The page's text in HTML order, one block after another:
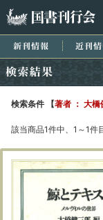
新刊情報
検索条件 【著者 ： 大橋
該当商品1件中、1～1件